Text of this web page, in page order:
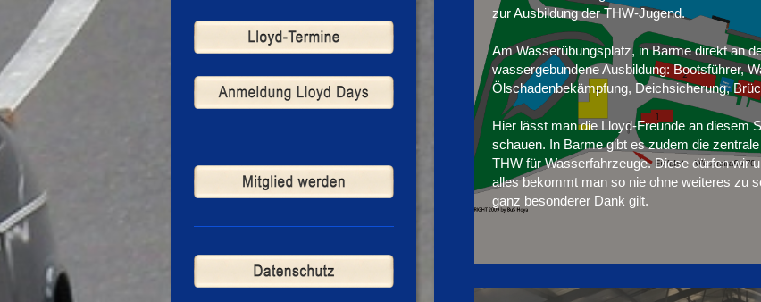
zur Ausbildung der THW-Jugend.
Am Wasserübungsplatz, in Barme direkt an
wassergebundene Ausbildung: Bootsführer,
Ölschadenbekämpfung, Deichsicherung,
Hier lässt man die Lloyd-Freunde an diesem
schauen. In Barme gibt es zudem die
THW für Wasserfahrzeuge. Diese dürfen wir
alles bekommt man so nie ohne weiteres zu
ganz besonderer Dank gilt.